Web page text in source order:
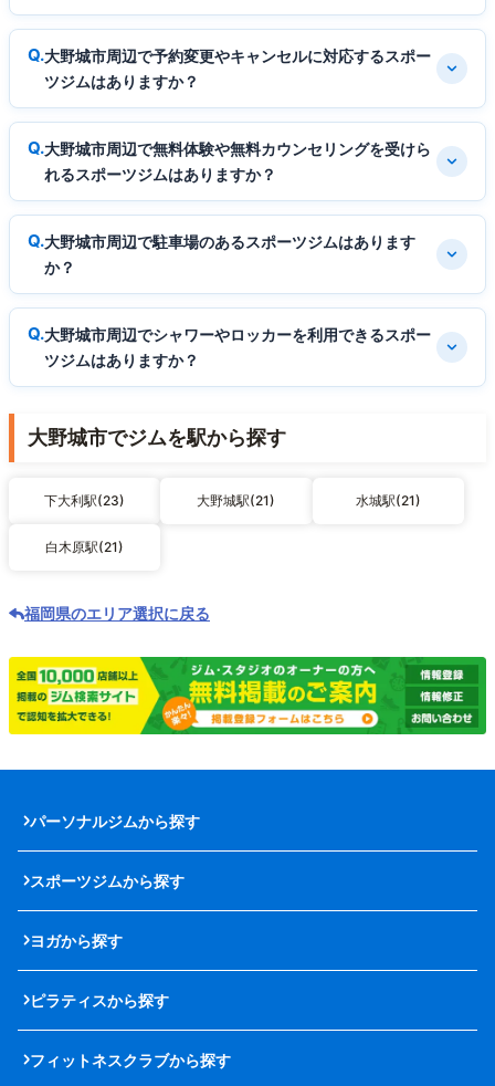
大野城市周辺で予約変更やキャンセルに対応するスポー
ツジムはありますか？
大野城市周辺で無料体験や無料カウンセリングを受けら
れるスポーツジムはありますか？
大野城市周辺で駐車場のあるスポーツジムはあります
か？
大野城市周辺でシャワーやロッカーを利用できるスポー
ツジムはありますか？
大野城市でジムを駅から探す
下大利駅(23) 大野城駅(21) 水城駅(21)
白木原駅(21)
福岡県のエリア選択に戻る
パーソナルジムから探す
スポーツジムから探す
ヨガから探す
ピラティスから探す
フィットネスクラブから探す